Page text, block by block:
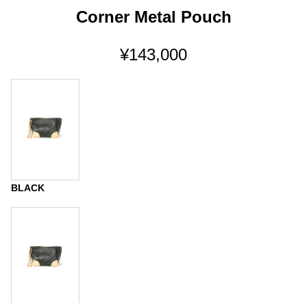
Corner Metal Pouch
セール価格
¥143,000
BLACK